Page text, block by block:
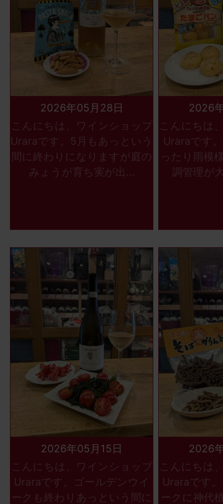
2026年05月28日
こんにちは、ワインショップ
Uraraです。5月もあっという
間に終わりになりますが庭の
みょうが育ち実が出...
2026
こんにちは
Uraraです
ったり雨模
調管理が
2026年05月15日
こんにちは、ワインショップ
Uraraです。ゴールデンウイ
ークも終わりあっという間に
2026
こんにちは
Uraraです
ークに神代